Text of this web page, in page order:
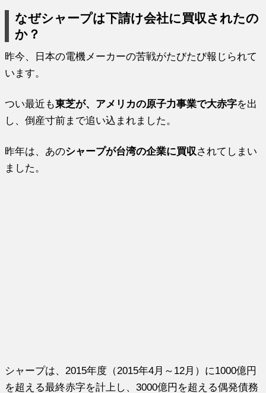
なぜシャープは下請け会社に買収されたの
か？
昨今、日本の電機メーカーの苦戦がたびたび報じられて
います。
つい最近も東芝が、アメリカの原子力事業で大赤字を出
し、倒産寸前まで追い込まれました。
昨年は、あのシャープが台湾の企業に買収 されてしまい
ました。
シャープは、2015年度（2015年4月～12月）に1000億円
を超える最終赤字を計上し、3000億円を超える偶発債務